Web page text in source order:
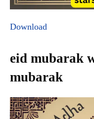
Download
eid mubarak
mubarak